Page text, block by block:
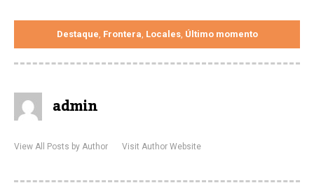
Destaque, Frontera, Locales, Último momento
admin
View All Posts by Author Visit Author Website